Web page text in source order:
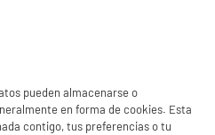
Belleza y
pueden almacenarse o
en forma de cookies. Esta
contigo, tus preferencias o tu